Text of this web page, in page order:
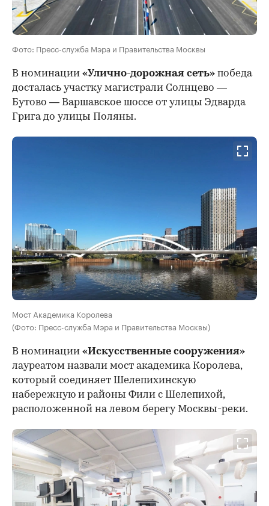
Фото: Пресс-служба Мэра и Правительства Москвы
В номинации «Улично-дорожная сеть» победа
досталась участку магистрали Солнцево —
Бутово — Варшавское шоссе от улицы Эдварда
Грига до улицы Поляны.
Мост Академика Королева
(Фото: Пресс-служба Мэра и Правительства Москвы)
В номинации «Искусственные сооружения»
лауреатом назвали мост академика Королева,
который соединяет Шелепихинскую
набережную и районы Фили с Шелепихой,
расположенной на левом берегу Москвы-реки.